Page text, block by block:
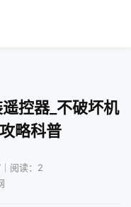
控器_不破坏机
略科普
阅读：2